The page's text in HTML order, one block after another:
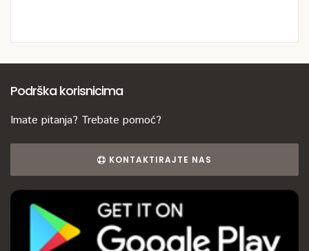
Podrška korisnicima
Imate pitanja? Trebate pomoć?
KONTAKTIRAJTE NAS